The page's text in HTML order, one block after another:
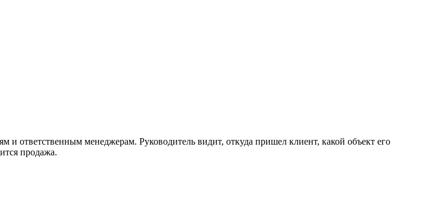
и ответственным менеджерам. Руководитель видит, откуда пришел клиент, какой объект его
продажа.